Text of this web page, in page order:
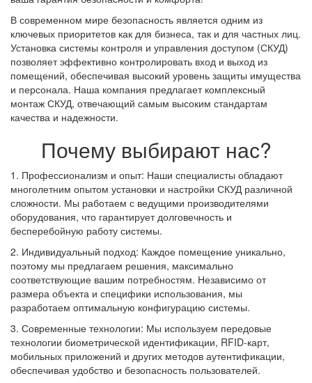
В современном мире безопасность является одним из
ключевых приоритетов как для бизнеса, так и для частных лиц.
Установка системы контроля и управления доступом (СКУД)
позволяет эффективно контролировать вход и выход из
помещений, обеспечивая высокий уровень защиты имущества
и персонала. Наша компания предлагает комплексный
монтаж СКУД, отвечающий самым высоким стандартам
качества и надежности.
Почему выбирают нас?
1. Профессионализм и опыт: Наши специалисты обладают
многолетним опытом установки и настройки СКУД различной
сложности. Мы работаем с ведущими производителями
оборудования, что гарантирует долговечность и
бесперебойную работу системы.
2. Индивидуальный подход: Каждое помещение уникально,
поэтому мы предлагаем решения, максимально
соответствующие вашим потребностям. Независимо от
размера объекта и специфики использования, мы
разработаем оптимальную конфигурацию системы.
3. Современные технологии: Мы используем передовые
технологии биометрической идентификации, RFID-карт,
мобильных приложений и других методов аутентификации,
обеспечивая удобство и безопасность пользователей.